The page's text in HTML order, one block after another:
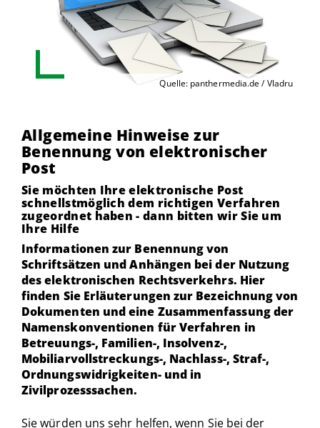
Quelle: panthermedia.de / Vladru
Allgemeine Hinweise zur
Benennung von elektronischer
Post
Sie möchten Ihre elektronische Post
schnellstmöglich dem richtigen Verfahren
zugeordnet haben - dann bitten wir Sie um
Ihre Hilfe
Informationen zur Benennung von
Schriftsätzen und Anhängen bei der Nutzung
des elektronischen Rechtsverkehrs. Hier
finden Sie Erläuterungen zur Bezeichnung von
Dokumenten und eine Zusammenfassung der
Namenskonventionen für Verfahren in
Betreuungs-, Familien-, Insolvenz-,
Mobiliarvollstreckungs-, Nachlass-, Straf-,
Ordnungswidrigkeiten- und in
Zivilprozesssachen.
Sie würden uns sehr helfen, wenn Sie bei der